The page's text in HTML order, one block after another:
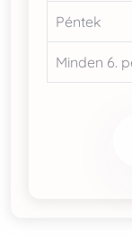
Péntek
Minden 6.